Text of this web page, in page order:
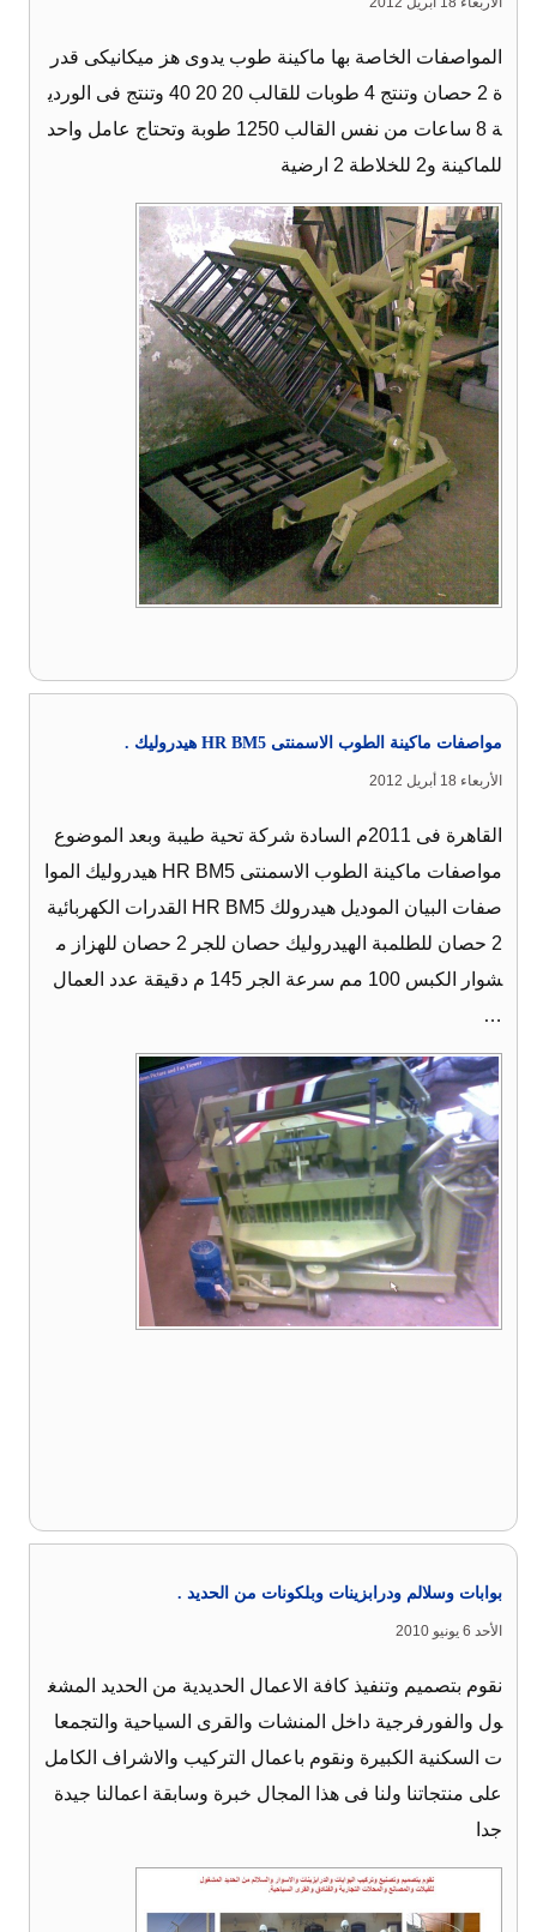
المواصفات الخاصة بها ماكينة طوب يدوى هز ميكانيكى قدر
ة 2 حصان وتنتج 4 طوبات للقالب 20 20 40 وتنتج فى الوردي
ة 8 ساعات من نفس القالب 1250 طوبة وتحتاج عامل واحد
للماكينة و2 للخلاطة 2 ارضية
مواصفات ماكينة الطوب الاسمنتى HR BM5 هيدروليك .
الأربعاء 18 أبريل 2012
القاهرة فى 2011م السادة شركة تحية طيبة وبعد الموضوع
مواصفات ماكينة الطوب الاسمنتى HR BM5 هيدروليك الموا
صفات البيان الموديل هيدرولك HR BM5 القدرات الكهربائية
2 حصان للطلمبة الهيدروليك حصان للجر 2 حصان للهزاز م
شوار الكبس 100 مم سرعة الجر 145 م دقيقة عدد العمال
…
بوابات وسلالم ودرابزينات وبلكونات من الحديد .
الأحد 6 يونيو 2010
نقوم بتصميم وتنفيذ كافة الاعمال الحديدية من الحديد المشغ
ول والفورفرجية داخل المنشات والقرى السياحية والتجمعا
ت السكنية الكبيرة ونقوم باعمال التركيب والاشراف الكامل
على منتجاتنا ولنا فى هذا المجال خبرة وسابقة اعمالنا جيدة
جدا